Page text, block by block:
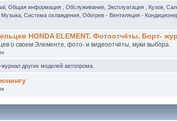
Общая информация Обслуживание, Эксплуатация Кузов,
Музыка, Система охлаждения, Обогрев - Вентиляция -
HONDA ELEMENT. Фотоотчёты. Борт-
о своем Элементе, фото- и видеоотчёты, муки выбора.
журнал других моделей автопрома.